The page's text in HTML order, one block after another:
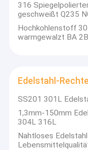
316
geschweißt Q235
Hochkohlenstoff
warmgewalzt BA
Edelstahl-
SS201 301L
1,3mm-150mm
304L 316L
Nahtloses